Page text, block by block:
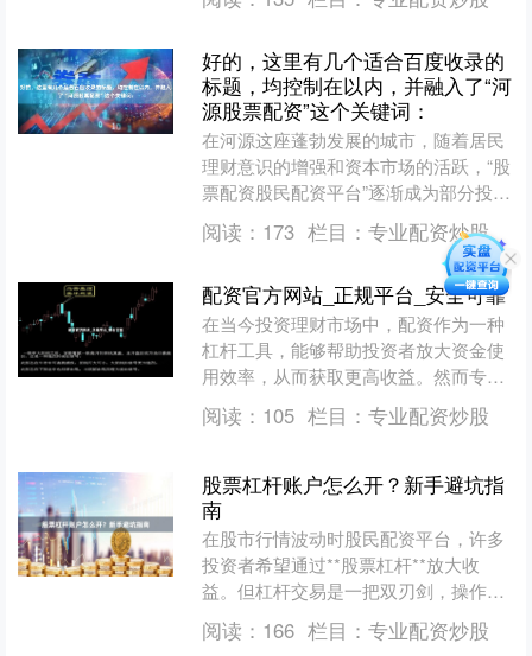
幅轻松获取高额回报的....
好的，这里有几个适合百度收录的
标题，均控制在以内，并融入了“河
源股票配资”这个关键词：
在河源这座蓬勃发展的城市，随着居民
理财意识的增强和资本市场的活跃，“股
票配资股民配资平台”逐渐成为部分投资
者关注的话题。它如同一把双刃剑，既
能放大收益股民配资平....
阅读： 173 栏目： 专业配资炒股
配资官方网站_正规平台_安全可靠
在当今投资理财市场中，配资作为一种
杠杆工具，能够帮助投资者放大资金使
用效率，从而获取更高收益。然而专业
配资炒股，面对市场上数量众多的配资
平台，如何选择一家正规、....
阅读： 105 栏目： 专业配资炒股
股票杠杆账户怎么开？新手避坑指
南
在股市行情波动时股民配资平台，许多
投资者希望通过**股票杠杆**放大收
益。但杠杆交易是一把双刃剑，操作不
当可能带来巨大亏损。本文将详细解答
**股票杠杆账户怎么开....
阅读： 166 栏目： 专业配资炒股